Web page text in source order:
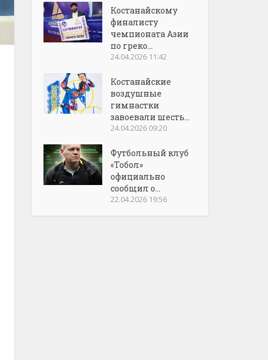
Костанайскому
финалисту
чемпионата Азии
по греко...
24.04.2026 11:42
Костанайские
воздушные
гимнастки
завоевали шесть...
24.04.2026 09:20
Футбольный клуб
«Тобол»
официально
сообщил о...
22.04.2026 19:56